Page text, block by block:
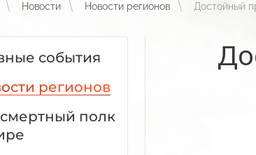
Новости Новости регионов Достойный
события
регионов
полк